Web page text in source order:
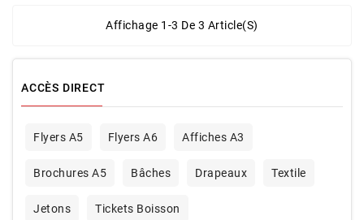
Affichage 1-3 De 3 Article(s)
ACCÈS DIRECT
Flyers A5 Flyers A6 Affiches A3
Brochures A5 Bâches Drapeaux Textile
Jetons Tickets Boisson